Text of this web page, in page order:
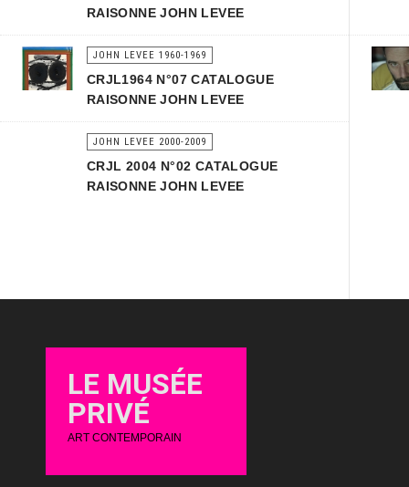
RAISONNE JOHN LEVEE
JOHN LEVEE 1960-1969
CRJL1964 N°07 CATALOGUE
RAISONNE JOHN LEVEE
JOHN LEVEE 2000-2009
CRJL 2004 N°02 CATALOGUE
RAISONNE JOHN LEVEE
LE MUSÉE
PRIVÉ
ART CONTEMPORAIN